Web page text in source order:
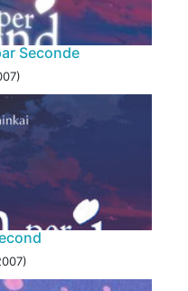
Seconde